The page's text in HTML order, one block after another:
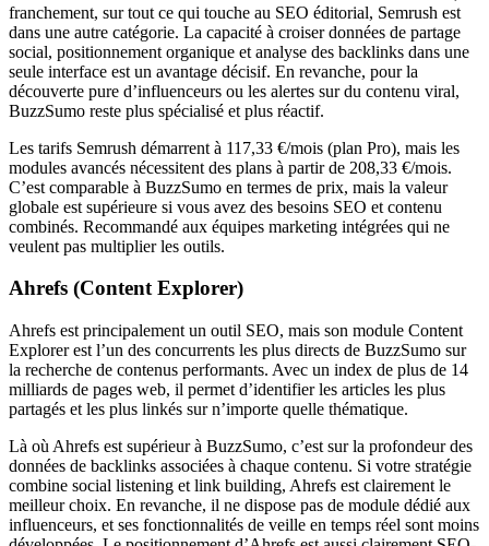
franchement, sur tout ce qui touche au SEO éditorial, Semrush est
dans une autre catégorie. La capacité à croiser données de partage
social, positionnement organique et analyse des backlinks dans une
seule interface est un avantage décisif. En revanche, pour la
découverte pure d’influenceurs ou les alertes sur du contenu viral,
BuzzSumo reste plus spécialisé et plus réactif.
Les tarifs Semrush démarrent à 117,33 €/mois (plan Pro), mais les
modules avancés nécessitent des plans à partir de 208,33 €/mois.
C’est comparable à BuzzSumo en termes de prix, mais la valeur
globale est supérieure si vous avez des besoins SEO et contenu
combinés. Recommandé aux équipes marketing intégrées qui ne
veulent pas multiplier les outils.
Ahrefs (Content Explorer)
Ahrefs est principalement un outil SEO, mais son module Content
Explorer est l’un des concurrents les plus directs de BuzzSumo sur
la recherche de contenus performants. Avec un index de plus de 14
milliards de pages web, il permet d’identifier les articles les plus
partagés et les plus linkés sur n’importe quelle thématique.
Là où Ahrefs est supérieur à BuzzSumo, c’est sur la profondeur des
données de backlinks associées à chaque contenu. Si votre stratégie
combine social listening et link building, Ahrefs est clairement le
meilleur choix. En revanche, il ne dispose pas de module dédié aux
influenceurs, et ses fonctionnalités de veille en temps réel sont moins